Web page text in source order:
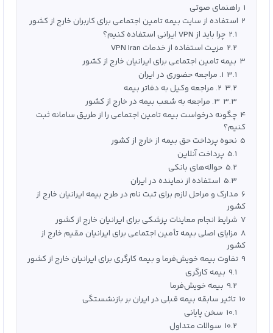
1 راهنمای صوتی
2 استفاده از سایت بیمه تامین اجتماعی برای کاربران خارج از کشور
2.1 چرا باید از VPN ایرانی استفاده کنیم؟
2.2 مزیت استفاده از خدمات VPN Iran
3 بیمه تامین اجتماعی برای ایرانیان خارج از کشور
3.1 1. مراجعه حضوری در ایران
3.2 2. مراجعه وکیل به دفاتر بیمه
3.3 3. مراجعه به شعب بیمه در خارج از کشور
4 چگونه درخواست بیمه تامین اجتماعی را از طریق سامانه ثبت
کنیم؟
5 نحوه پرداخت حق بیمه از خارج از کشور
5.1 پرداخت آنلاین
5.2 حواله‌های بانکی
5.3 استفاده از نماینده در ایران
6 مدارک و مراحل لازم برای ثبت نام در طرح بیمه ایرانیان خارج از
کشور
7 شرایط انجام معاینات پزشکی برای ایرانیان خارج از کشور
8 مزایای اصلی بیمه تأمین اجتماعی برای ایرانیان مقیم خارج از
کشور
9 تفاوت بیمه خویش‌فرما و بیمه کارگری برای ایرانیان خارج از کشور
9.1 بیمه کارگری
9.2 بیمه خویش‌فرما
10 تاثیر سابقه بیمه قبلی در ایران بر بازنشستگی
10.1 سخن پایانی
10.2 سوالات متداول